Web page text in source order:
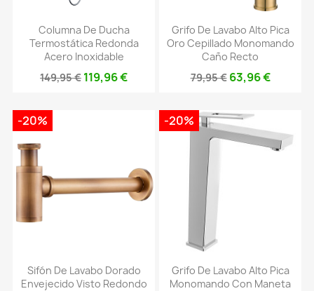
Columna De Ducha
Termostática Redonda
Acero Inoxidable
149,95 € 119,96 €
Grifo De Lavabo Alto Pica
Oro Cepillado Monomando
Caño Recto
79,95 € 63,96 €
Sifón De Lavabo Dorado
Envejecido Visto Redondo
-20%
Grifo De Lavabo Alto Pica
Monomando Con Maneta
-20%